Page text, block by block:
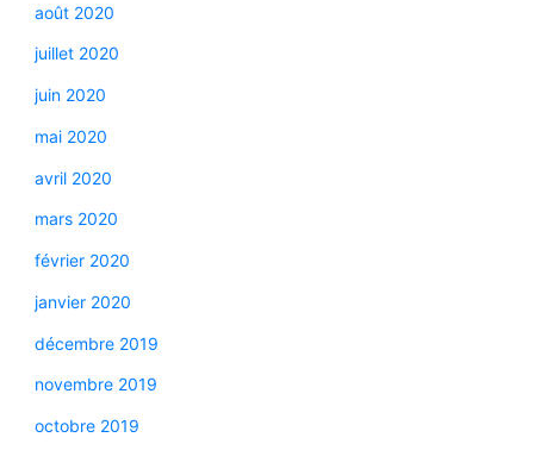
août 2020
juillet 2020
juin 2020
mai 2020
avril 2020
mars 2020
février 2020
janvier 2020
décembre 2019
novembre 2019
octobre 2019